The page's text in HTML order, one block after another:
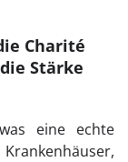
Charité
Stärke
eine echte